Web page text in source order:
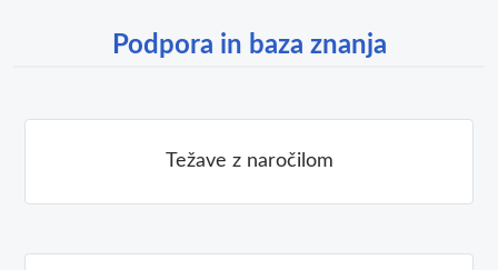
Podpora in baza znanja
Težave z naročilom